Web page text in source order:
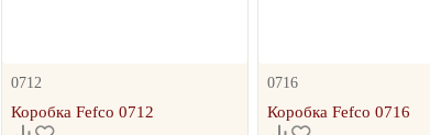
0712
Коробка Fefco 0712
0716
Коробка Fefco 0716